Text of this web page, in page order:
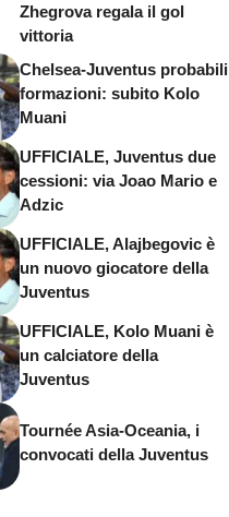
Zhegrova regala il gol
vittoria
Chelsea-Juventus probabili
formazioni: subito Kolo
Muani
UFFICIALE, Juventus due
cessioni: via Joao Mario e
Adzic
UFFICIALE, Alajbegovic è
un nuovo giocatore della
Juventus
UFFICIALE, Kolo Muani è
un calciatore della
Juventus
Tournée Asia-Oceania, i
convocati della Juventus